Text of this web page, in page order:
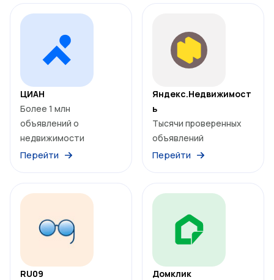
ЦИАН
Более 1 млн
объявлений о
недвижимости
Перейти
Яндекс.Недвижимост
ь
Тысячи проверенных
объявлений
Перейти
RU09
Домклик